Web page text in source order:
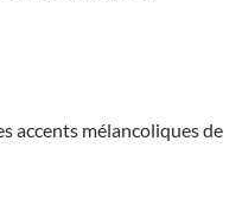
accents mélancoliques de